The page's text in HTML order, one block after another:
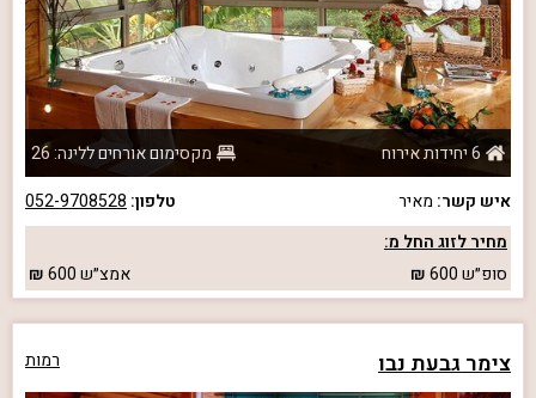
6 יחידות אירוח
מקסימום אורחים ללינה: 26
איש קשר: מאיר טלפון: 052-9708528
מחיר לזוג החל מ:
סופ״ש600 אמצ״ש600
צימר גבעת נבו רמות